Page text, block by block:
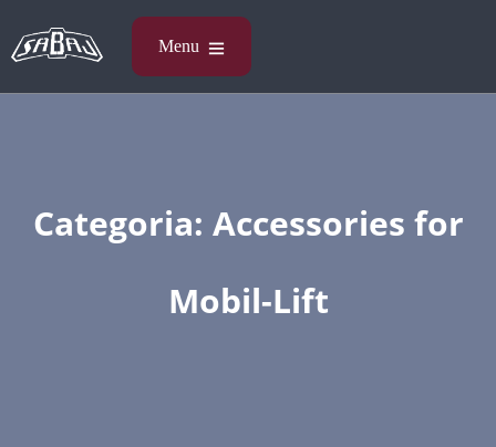
Categoria: Accessories​ for
Mobil-Lift